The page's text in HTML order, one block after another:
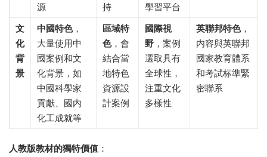
源
持
學習平台
文
化
背
景
中國特色，
大量使用中
國案例和文
化背景，如
中國科學家
貢獻、國内
化工成就等
區域特
色，會
結合當
地特色
資源設
計案例
國際視
野 ，案例
選取具有
全球性，
注重文化
多樣性
英聯邦特色，
内容與英聯邦
國家教育體系
和考試标準緊
密聯系
人教版教材的獨特價值 ：